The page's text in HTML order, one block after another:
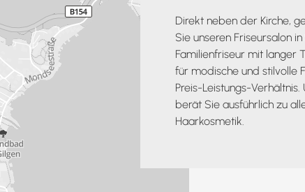
Direkt neben der Kirche,
Sie unseren Friseursalon
Familienfriseur mit langer
für modische und stilvolle
Preis-Leistungs-
berät Sie ausführlich zu
Haarkosmetik.